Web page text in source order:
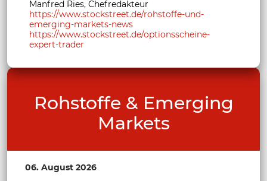
Manfred Ries, Chefredakteur
https://www.stockstreet.de/rohstoffe-und-
emerging-markets-news
https://www.stockstreet.de/optionsscheine-
expert-trader
Rohstoffe & Emerging
Markets
06. August 2026